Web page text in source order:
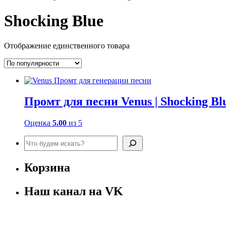
Shocking Blue
Отображение единственного товара
Промт для песни Venus | Shocking
Оценка 5.00 из 5
Поиск
Корзина
Наш канал на VK